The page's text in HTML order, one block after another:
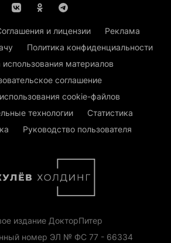
и лицензии
Реклама
Политика конфиденциальности
материалов
соглашение
cookie-файлов
технологии
Статистика
Руководство пользователя
издание ДокторПитер
номер ЭЛ № ФС 77 - 66334